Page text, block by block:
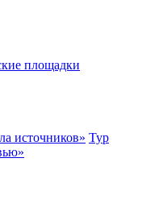
площадки
источников» Тур